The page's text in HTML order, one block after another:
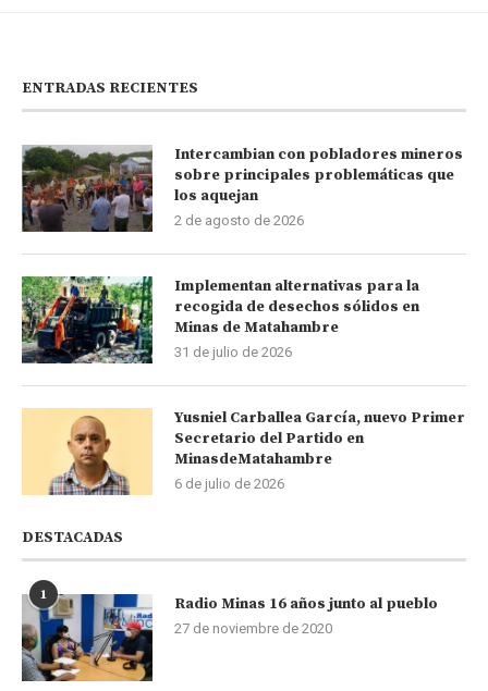
ENTRADAS RECIENTES
Intercambian con pobladores mineros
sobre principales problemáticas que
los aquejan
2 de agosto de 2026
Implementan alternativas para la
recogida de desechos sólidos en
Minas de Matahambre
31 de julio de 2026
Yusniel Carballea García, nuevo Primer
Secretario del Partido en
MinasdeMatahambre
6 de julio de 2026
DESTACADAS
1 Radio Minas 16 años junto al pueblo
27 de noviembre de 2020